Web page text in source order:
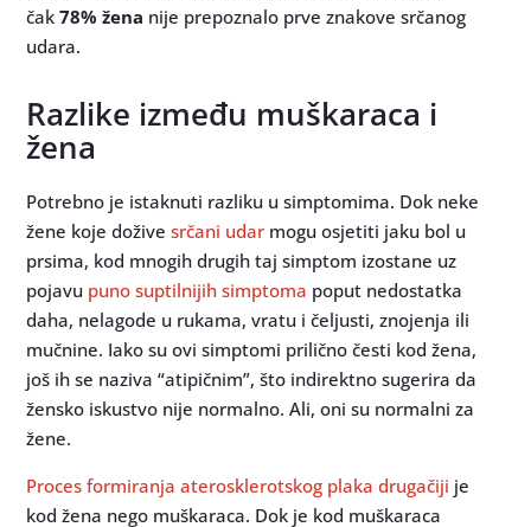
čak78% žena nije prepoznalo prve znakove srčanog
udara.
Razlike između muškaraca i
žena
Potrebno je istaknuti razliku u simptomima. Dok neke
žene koje doživesrčani udar mogu osjetiti jaku bol u
prsima, kod mnogih drugih taj simptom izostane uz
pojavu puno suptilnijih simptoma poput nedostatka
daha, nelagode u rukama, vratu i čeljusti, znojenja ili
mučnine. Iako su ovi simptomi prilično česti kod žena,
još ih se naziva “atipičnim”, što indirektno sugerira da
žensko iskustvo nije normalno. Ali, oni su normalni za
žene.
Proces formiranja aterosklerotskog plaka drugačiji je
kod žena nego muškaraca. Dok je kod muškaraca